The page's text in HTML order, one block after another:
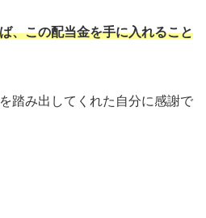
、この配当金を手に入れること
踏み出してくれた自分に感謝で